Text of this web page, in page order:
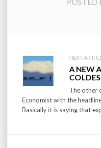
POSTED
Post
navigation
NEXT
A NEW
The other
Economist with the
Basically it is saying that